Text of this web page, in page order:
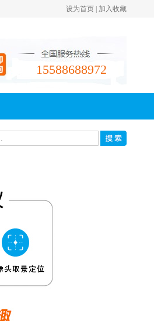
设为首页 加入收藏
15588688972